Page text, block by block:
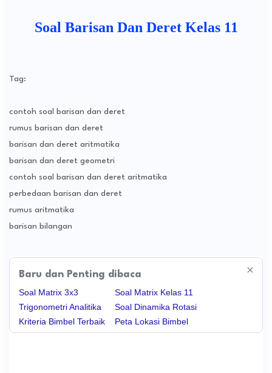
Soal Barisan Dan Deret Kelas 11
Tag:
contoh soal barisan dan deret
rumus barisan dan deret
barisan dan deret aritmatika
barisan dan deret geometri
contoh soal barisan dan deret aritmatika
perbedaan barisan dan deret
rumus aritmatika
barisan bilangan
Baru dan Penting dibaca
Soal Matrix 3x3
Trigonometri Analitika
Kriteria Bimbel Terbaik
Soal Matrix Kelas 11
Soal Dinamika Rotasi
Peta Lokasi Bimbel